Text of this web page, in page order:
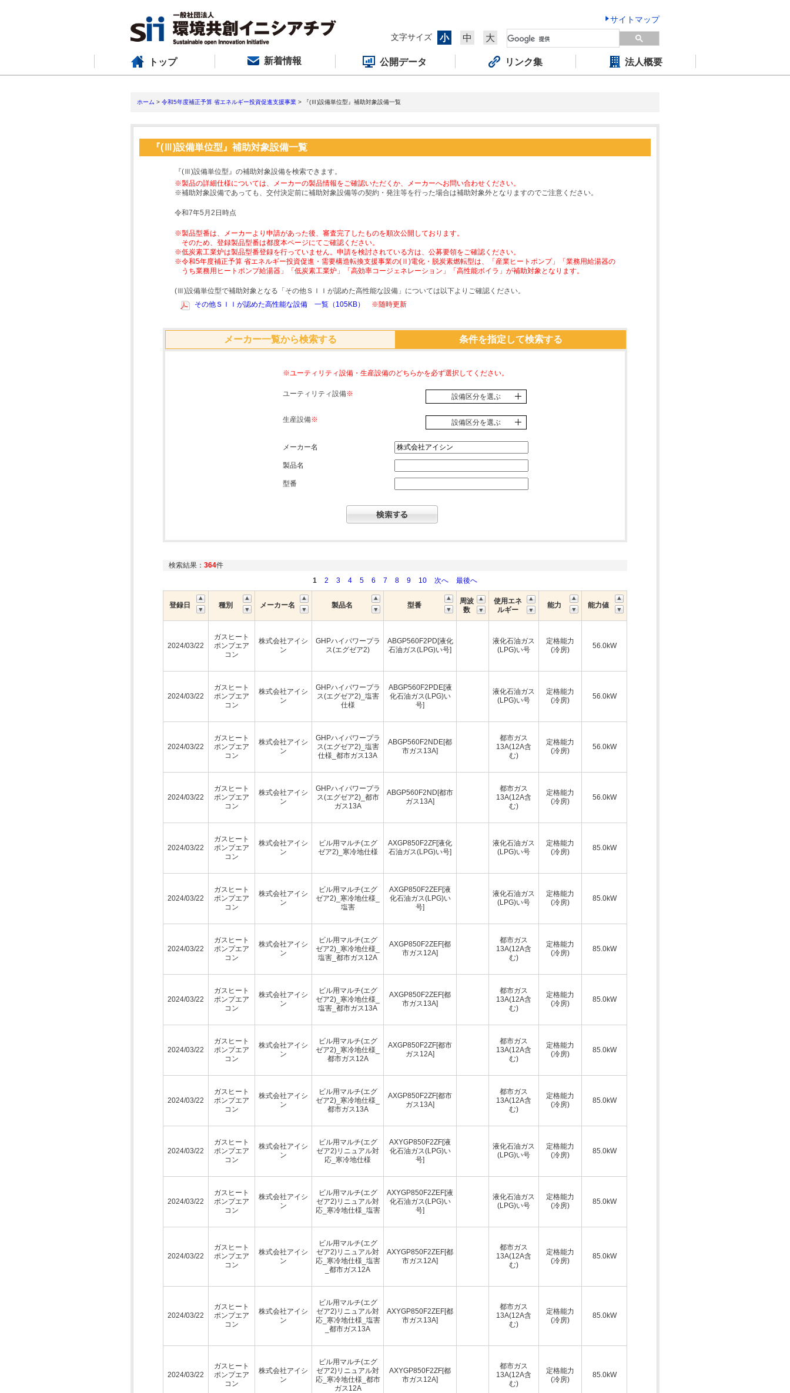
サイトマップ
文字サイズ
小 中 大
トップ 新着情報 公開データ リンク集 法人概要
ホーム > 令和5年度補正予算 省エネルギー投資促進支援事業 > 『(Ⅲ)設備単位型』補助対象設備一覧
『(Ⅲ)設備単位型』補助対象設備一覧
『(Ⅲ)設備単位型』の補助対象設備を検索できます。
※製品の詳細仕様については、メーカーの製品情報をご確認いただくか、メーカーへお問い合わせください。
※補助対象設備であっても、交付決定前に補助対象設備等の契約・発注等を行った場合は補助対象外となりますのでご注意ください。
令和7年5月2日時点
※製品型番は、メーカーより申請があった後、審査完了したものを順次公開しております。
そのため、登録製品型番は都度本ページにてご確認ください。
※低炭素工業炉は製品型番登録を行っていません。申請を検討されている方は、公募要領をご確認ください。
※令和5年度補正予算 省エネルギー投資促進・需要構造転換支援事業の(Ⅱ)電化・脱炭素燃転型は、「産業ヒートポンプ」「業務用給湯器の
うち業務用ヒートポンプ給湯器」「低炭素工業炉」「高効率コージェネレーション」「高性能ボイラ」が補助対象となります。
(Ⅲ)設備単位型で補助対象となる「その他ＳＩＩが認めた高性能な設備」については以下よりご確認ください。
その他ＳＩＩが認めた高性能な設備 一覧（105KB）
※随時更新
メーカー一覧から検索する 条件を指定して検索する
※ユーティリティ設備・生産設備のどちらかを必ず選択してください。
ユーティリティ設備※ 設備区分を選ぶ
生産設備※ 設備区分を選ぶ
メーカー名
製品名
型番
検索結果： 364件
1
2 3 4 5 6 7 8 9 10 次へ 最後へ
登録日 種別 メーカー名 製品名 型番
周波
数
使用エネ
ルギー
能力 能力値
2024/03/22
ガスヒート
ポンプエア
コン
株式会社アイシ
ン
GHPハイパワープラ
ス(エグゼア2)
ABGP560F2PD[液化
石油ガス(LPG)い号]
液化石油ガス
(LPG)い号
定格能力
(冷房)
56.0kW
2024/03/22
ガスヒート
ポンプエア
コン
株式会社アイシ
ン
GHPハイパワープラ
ス(エグゼア2)_塩害
仕様
ABGP560F2PDE[液
化石油ガス(LPG)い
号]
液化石油ガス
(LPG)い号
定格能力
(冷房)
56.0kW
2024/03/22
ガスヒート
ポンプエア
コン
株式会社アイシ
ン
GHPハイパワープラ
ス(エグゼア2)_塩害
仕様_都市ガス13A
ABGP560F2NDE[都
市ガス13A]
都市ガス
13A(12A含
む)
定格能力
(冷房)
56.0kW
2024/03/22
ガスヒート
ポンプエア
コン
株式会社アイシ
ン
GHPハイパワープラ
ス(エグゼア2)_都市
ガス13A
ABGP560F2ND[都市
ガス13A]
都市ガス
13A(12A含
む)
定格能力
(冷房)
56.0kW
2024/03/22
ガスヒート
ポンプエア
コン
株式会社アイシ
ン
ビル用マルチ(エグ
ゼア2)_寒冷地仕様
AXGP850F2ZF[液化
石油ガス(LPG)い号]
液化石油ガス
(LPG)い号
定格能力
(冷房)
85.0kW
2024/03/22
ガスヒート
ポンプエア
コン
株式会社アイシ
ン
ビル用マルチ(エグ
ゼア2)_寒冷地仕様_
塩害
AXGP850F2ZEF[液
化石油ガス(LPG)い
号]
液化石油ガス
(LPG)い号
定格能力
(冷房)
85.0kW
2024/03/22
ガスヒート
ポンプエア
コン
株式会社アイシ
ン
ビル用マルチ(エグ
ゼア2)_寒冷地仕様_
塩害_都市ガス12A
AXGP850F2ZEF[都
市ガス12A]
都市ガス
13A(12A含
む)
定格能力
(冷房)
85.0kW
2024/03/22
ガスヒート
ポンプエア
コン
株式会社アイシ
ン
ビル用マルチ(エグ
ゼア2)_寒冷地仕様_
塩害_都市ガス13A
AXGP850F2ZEF[都
市ガス13A]
都市ガス
13A(12A含
む)
定格能力
(冷房)
85.0kW
2024/03/22
ガスヒート
ポンプエア
コン
株式会社アイシ
ン
ビル用マルチ(エグ
ゼア2)_寒冷地仕様_
都市ガス12A
AXGP850F2ZF[都市
ガス12A]
都市ガス
13A(12A含
む)
定格能力
(冷房)
85.0kW
2024/03/22
ガスヒート
ポンプエア
コン
株式会社アイシ
ン
ビル用マルチ(エグ
ゼア2)_寒冷地仕様_
都市ガス13A
AXGP850F2ZF[都市
ガス13A]
都市ガス
13A(12A含
む)
定格能力
(冷房)
85.0kW
2024/03/22
ガスヒート
ポンプエア
コン
株式会社アイシ
ン
ビル用マルチ(エグ
ゼア2)リニュアル対
応_寒冷地仕様
AXYGP850F2ZF[液
化石油ガス(LPG)い
号]
液化石油ガス
(LPG)い号
定格能力
(冷房)
85.0kW
2024/03/22
ガスヒート
ポンプエア
コン
株式会社アイシ
ン
ビル用マルチ(エグ
ゼア2)リニュアル対
応_寒冷地仕様_塩害
AXYGP850F2ZEF[液
化石油ガス(LPG)い
号]
液化石油ガス
(LPG)い号
定格能力
(冷房)
85.0kW
2024/03/22
ガスヒート
ポンプエア
コン
株式会社アイシ
ン
ビル用マルチ(エグ
ゼア2)リニュアル対
応_寒冷地仕様_塩害
_都市ガス12A
AXYGP850F2ZEF[都
市ガス12A]
都市ガス
13A(12A含
む)
定格能力
(冷房)
85.0kW
2024/03/22
ガスヒート
ポンプエア
コン
株式会社アイシ
ン
ビル用マルチ(エグ
ゼア2)リニュアル対
応_寒冷地仕様_塩害
_都市ガス13A
AXYGP850F2ZEF[都
市ガス13A]
都市ガス
13A(12A含
む)
定格能力
(冷房)
85.0kW
2024/03/22
ガスヒート
ポンプエア
コン
株式会社アイシ
ン
ビル用マルチ(エグ
ゼア2)リニュアル対
応_寒冷地仕様_都市
ガス12A
AXYGP850F2ZF[都
市ガス12A]
都市ガス
13A(12A含
む)
定格能力
(冷房)
85.0kW